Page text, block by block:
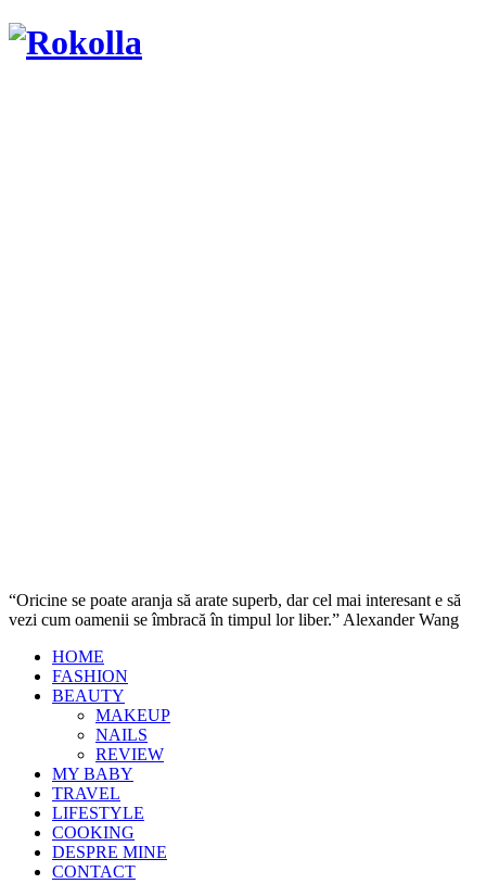
“Oricine se poate aranja să arate superb, dar cel mai interesant e să
vezi cum oamenii se îmbracă în timpul lor liber.” Alexander Wang
HOME
FASHION
BEAUTY
MAKEUP
NAILS
REVIEW
MY BABY
TRAVEL
LIFESTYLE
COOKING
DESPRE MINE
CONTACT